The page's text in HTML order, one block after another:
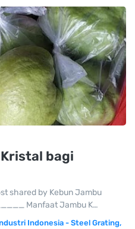
bagi
shared by Kebun Jambu
Manfaat Jambu K…
Indonesia - Steel Grating,